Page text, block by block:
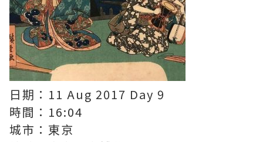
日期：11 Aug 2017 Day 9
時間：16:04
城市：東京